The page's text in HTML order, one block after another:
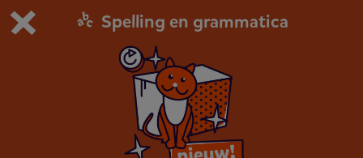
Dit is de gratis demo van Squla.
Bestel nu
0 1
Spelling en grammatica